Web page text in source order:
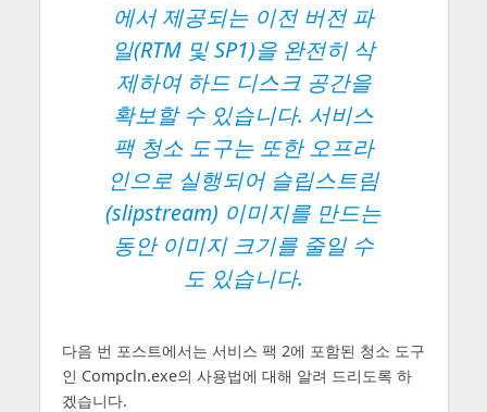
에서 제공되는 이전 버전 파
일(RTM 및 SP1)을 완전히 삭
제하여 하드 디스크 공간을
확보할 수 있습니다. 서비스
팩 청소 도구는 또한 오프라
인으로 실행되어 슬립스트림
(slipstream) 이미지를 만드는
동안 이미지 크기를 줄일 수
도 있습니다.
다음 번 포스트에서는 서비스 팩 2에 포함된 청소 도구
인 Compcln.exe의 사용법에 대해 알려 드리도록 하
겠습니다.